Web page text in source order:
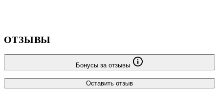
ОТЗЫВЫ
Бонусы за отзывы
Оставить отзыв